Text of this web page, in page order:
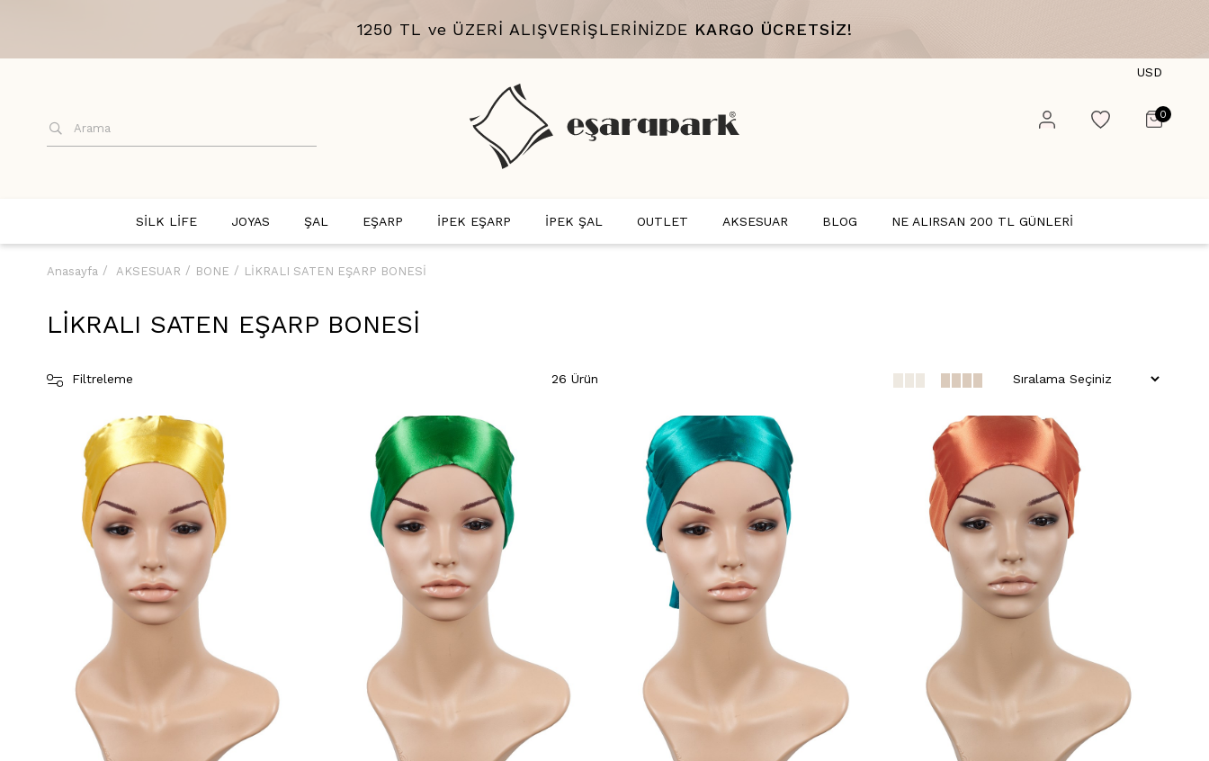
1250 TL ve ÜZERİ ALIŞVERİŞLERİNİZDE KARGO ÜCRETSİZ!
USD
0
SİLK LİFE JOYAS ŞAL EŞARP İPEK EŞARP İPEK ŞAL OUTLET AKSESUAR BLOG NE ALIRSAN 200 TL GÜNLERİ
Anasayfa AKSESUAR BONE LİKRALI SATEN EŞARP BONESİ
LİKRALI SATEN EŞARP BONESİ
Filtreleme 26 Ürün